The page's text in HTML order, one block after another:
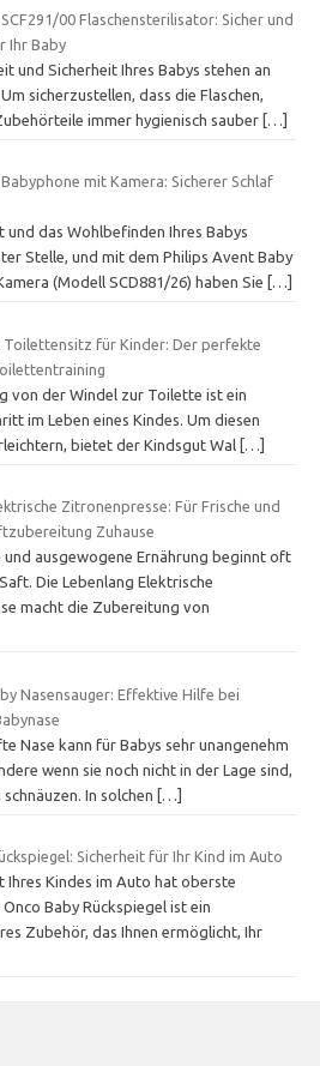
00 Flaschensterilisator: Sicher und
Ihr Baby
und Sicherheit Ihres Babys stehen an
sicherzustellen, dass die Flaschen,
immer hygienisch sauber […]
mit Kamera: Sicherer Schlaf
und das Wohlbefinden Ihres Babys
Stelle, und mit dem Philips Avent Baby
(Modell SCD881/26) haben Sie
[…]
Toilettensitz für Kinder: Der perfekte
von der Windel zur Toilette ist ein
im Leben eines Kindes. Um diesen
bietet der Kindsgut Wal […]
Zitronenpresse: Für Frische und
Zuhause
und ausgewogene Ernährung beginnt oft
Die Lebenlang Elektrische
macht die Zubereitung von
Nasensauger: Effektive Hilfe bei
Nase kann für Babys sehr unangenehm
wenn sie noch nicht in der Lage sind,
In solchen […]
Sicherheit für Ihr Kind im Auto
Ihres Kindes im Auto hat oberste
Baby Rückspiegel ist ein
Zubehör, das Ihnen ermöglicht, Ihr